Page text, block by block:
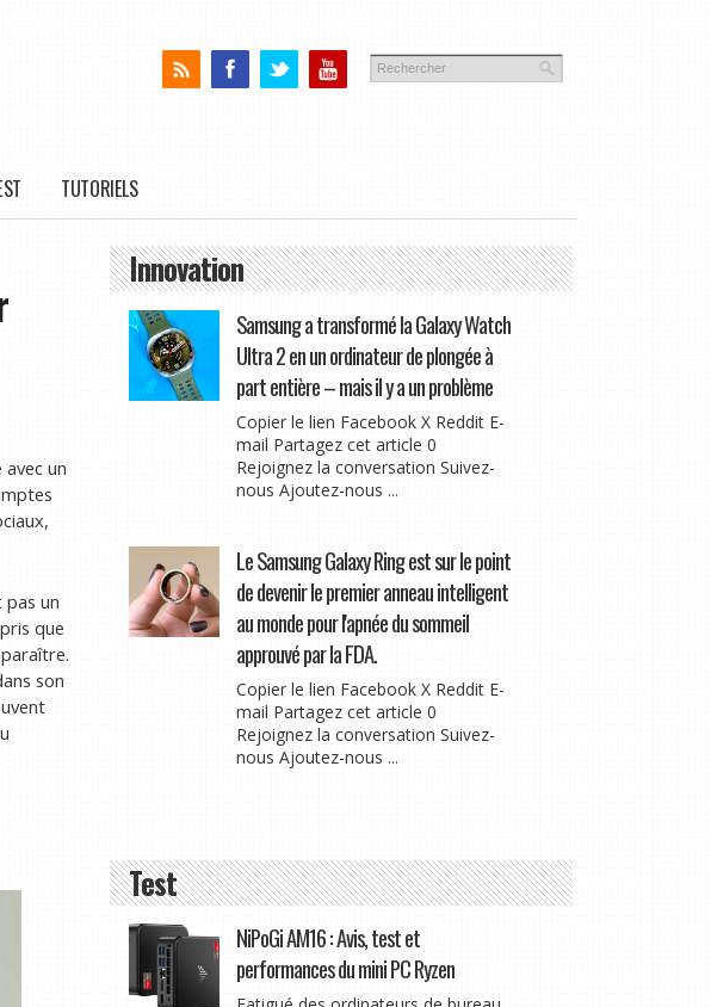
TUTORIELS
un
pas un
que
son
Innovation
Samsung a transformé la Galaxy Watch
Ultra 2 en un ordinateur de plongée à
part entière – mais il y a un problème
Copier le lien Facebook X Reddit E-
mail Partagez cet article 0
Rejoignez la conversation Suivez-
nous Ajoutez-nous ...
Le Samsung Galaxy Ring est sur le point
de devenir le premier anneau intelligent
au monde pour l'apnée du sommeil
approuvé par la FDA.
Copier le lien Facebook X Reddit E-
mail Partagez cet article 0
Rejoignez la conversation Suivez-
nous Ajoutez-nous ...
Test
NiPoGi AM16 : Avis, test et
performances du mini PC Ryzen